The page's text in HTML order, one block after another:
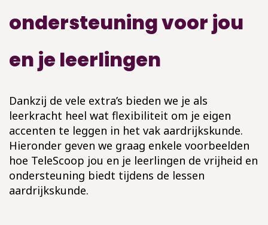
ondersteuning voor jou
en je leerlingen
Dankzij de vele extra’s bieden we je als
leerkracht heel wat flexibiliteit om je eigen
accenten te leggen in het vak aardrijkskunde.
Hieronder geven we graag enkele voorbeelden
hoe TeleScoop jou en je leerlingen de vrijheid en
ondersteuning biedt tijdens de lessen
aardrijkskunde.